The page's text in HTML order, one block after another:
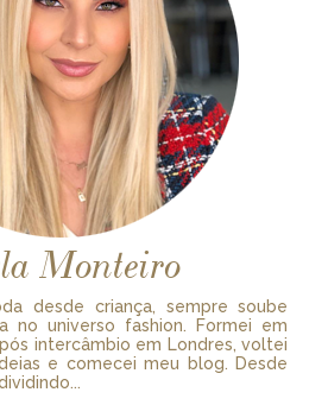
Monteiro
desde criança, sempre soube
no universo fashion. Formei em
intercâmbio em Londres, voltei
e comecei meu blog. Desde